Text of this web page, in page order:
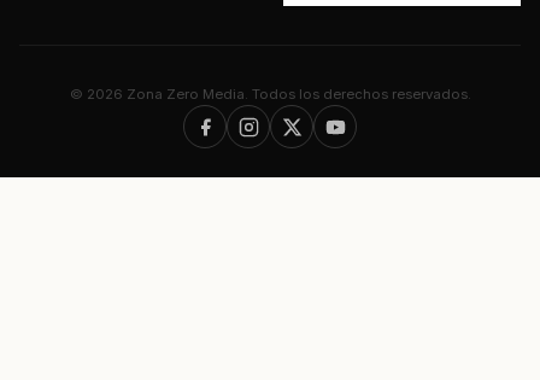
© 2026 Zona Zero Media. Todos los derechos reservados.